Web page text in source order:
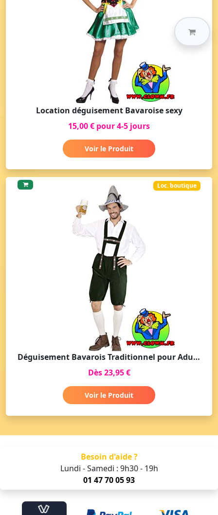
Location déguisement Bavaroise sexy
15,00 € pour 4-5 jours
Voir le Produit
Loc. boutique
Déguisement Bavarois Traditionnel pour Adulte
Dès 23,95 €
Voir le Produit
Besoin d'aide ?
Lundi - Samedi : 9h30 - 19h
01 47 70 05 93